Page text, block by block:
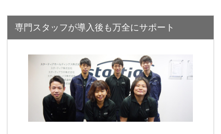
専門スタッフが導入後も万全にサポート